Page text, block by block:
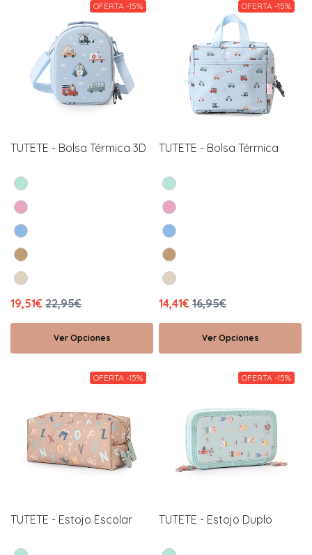
OFERTA -15%
TUTETE - Bolsa Térmica 3D
19,51€ 22,95€
Ver Opciones
OFERTA -15%
TUTETE - Bolsa Térmica
14,41€ 16,95€
Ver Opciones
OFERTA -15%
TUTETE - Estojo Escolar
OFERTA -15%
TUTETE - Estojo Duplo